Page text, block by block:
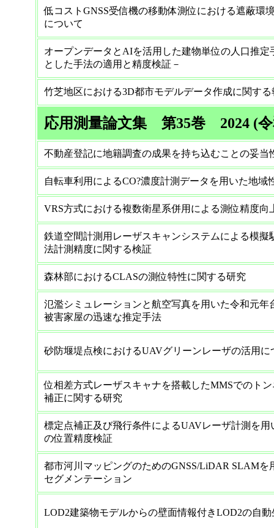
低コストGNSS受信機の移動体測位における遮蔽環
について
オープンデータとAIを活用した建物単位の人口推
とした手法の適用と精度検証－
竹芝地区における3D都市モデルデータ作成に関する
応用測量論文集 第35巻 2024 (令
不動産登記に地籍調査の成果を持ち込むことの妥当
自転車利用によるCO?濃度計測データを用いた地域
VRS方式における複数衛星系併用による測位精度向
鉄道空間計測用レーザスキャンシステムによる模擬
法計測精度に関する検証
森林部におけるCLASの測位特性に関する研究
氾濫シミュレーションと航空写真を用いた令和元年
被害家屋の迅速な推定手法
砂防堰堤点検におけるUAVグリーンレーザの活用に
位相差方式レーザスキャナを搭載したMMSでのト
補正に関する研究
標定点補正及び飛行条件によるUAVレーザ計測を
の位置精度検証
都市河川マッピングのためのGNSS/LiDAR SLAMを
セグメンテーション
LOD2建築物モデルからの壁面情報付きLOD2の自